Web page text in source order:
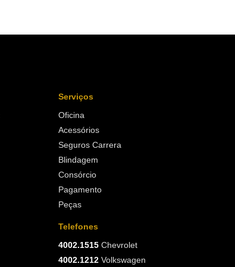
Serviços
Oficina
Acessórios
Seguros Carrera
Blindagem
Consórcio
Pagamento
Peças
Telefones
4002.1515Chevrolet
4002.1212Volkswagen